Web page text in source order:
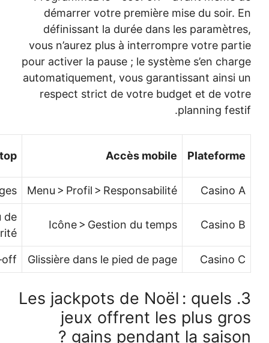
démarrer
vous
pour activer la
respect
Accès desktop
disponibles
Menu > Profil
Compte > Réglages
15 min – 2 h
Icône >
bord > Sécurité
30 min – 4 h
Glissière
Paramètres > Cool‑off
10 min – 1 h
3. Les
jeux